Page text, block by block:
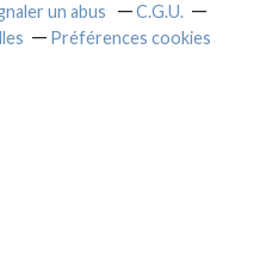
un abus
C.G.U.
Préférences cookies